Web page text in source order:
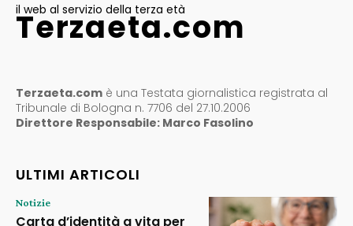
il web al servizio della terza età
Terzaeta.com
Terzaeta.com è una Testata giornalistica registrata al
Tribunale di Bologna n. 7706 del 27.10.2006
Direttore Responsabile: Marco Fasolino
ULTIMI ARTICOLI
Notizie
Carta d’identità a vita per